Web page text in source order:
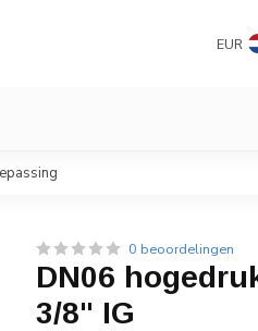
EUR
0 beoordelingen
DN06
3/8" IG